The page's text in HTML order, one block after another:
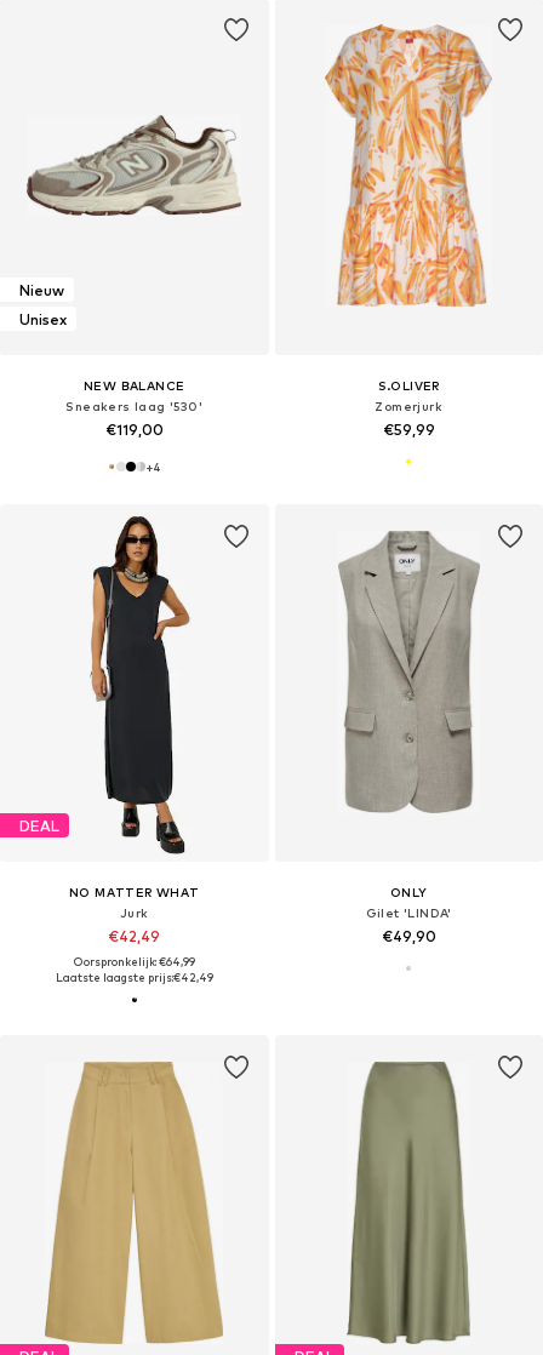
Nieuw
Unisex
NEW BALANCE
Sneakers laag '530'
€119,00
+4
S.OLIVER
Zomerjurk
€59,99
DEAL
NO MATTER WHAT
Jurk
€42,49
Oorspronkelijk: €64,99
Laatste laagste prijs:€42,49
ONLY
Gilet 'LINDA'
€49,90